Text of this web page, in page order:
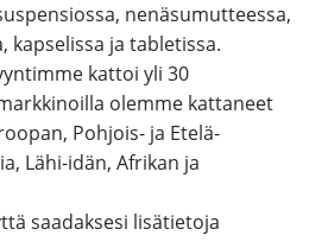
nenäsumutteessa,
kapselissa ja tabletissa.
kattoi yli 30
olemme kattaneet
Pohjois- ja Etelä-
Lähi-idän, Afrikan ja
saadaksesi lisätietoja